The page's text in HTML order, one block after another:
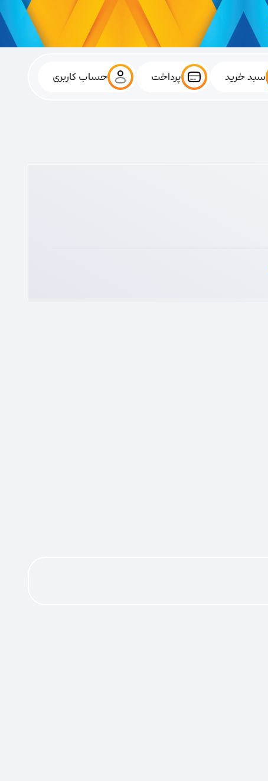
سبد خرید پرداخت حساب کاربری